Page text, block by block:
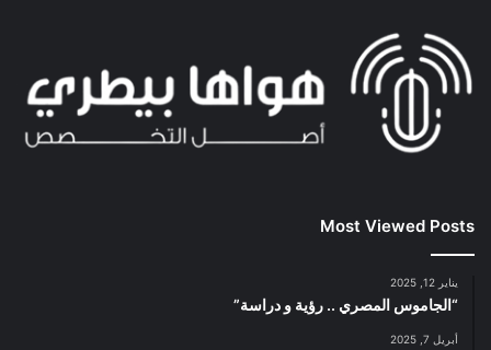
Most Viewed Posts
يناير 12, 2025
“الجاموس المصري .. رؤية و دراسة”
أبريل 7, 2025